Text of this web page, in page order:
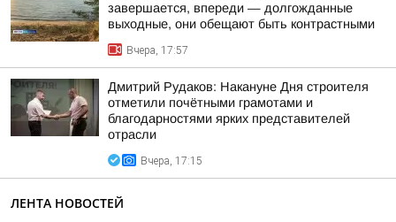
завершается, впереди — долгожданные
выходные, они обещают быть контрастными
Вчера, 17:57
Дмитрий Рудаков: Накануне Дня строителя
отметили почётными грамотами и
благодарностями ярких представителей
отрасли
Вчера, 17:15
ЛЕНТА НОВОСТЕЙ